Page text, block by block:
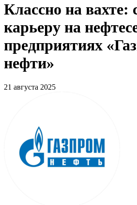
Классно на вахте:
карьеру на
предприятиях
нефти»
21 августа 2025